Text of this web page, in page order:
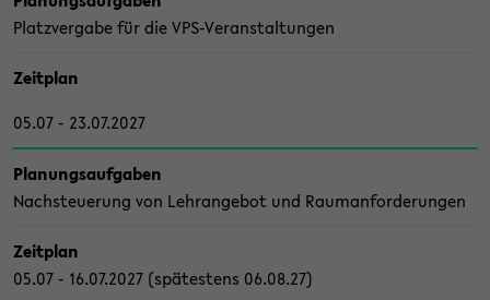
Platz­ver­ga­be für die VPS-​Veranstaltungen
Zeit­plan
05.07 - 23.07.2027
Pla­nungs­auf­ga­ben
Nach­steue­rung von Lehr­an­ge­bot und Raum­an­for­de­run­gen
Zeit­plan
05.07 - 16.07.2027 (spä­tes­tens 06.08.27)